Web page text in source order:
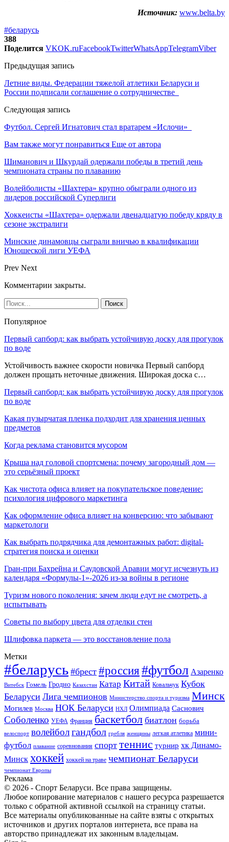
Источник: www.belta.by
#беларусь
388
Поделится VKOK.ruFacebookTwitterWhatsAppTelegramViber
Предыдущая запись
Летние виды. Федерации тяжелой атлетики Беларуси и
России подписали соглашение о сотрудничестве
Следующая запись
Футбол. Сергей Игнатович стал вратарем «Ислочи»
Вам также могут понравиться Еще от автора
Шиманович и Шкурдай одержали победы в третий день
чемпионата страны по плаванию
Волейболисты «Шахтера» крупно обыграли одного из
лидеров российской Суперлиги
Хоккеисты «Шахтера» одержали двенадцатую победу кряду в
сезоне экстралиги
Минские динамовцы сыграли вничью в квалификации
Юношеской лиги УЕФА
Prev Next
Комментарии закрыты.
Популярное
Первый сапборд: как выбрать устойчивую доску для прогулок
по воде
Устойчивость важнее скорости новичка Первый сапборд
должен прощать неточные движения. Широкая доска с…
Первый сапборд: как выбрать устойчивую доску для прогулок
по воде
Какая пузырчатая пленка подходит для хранения ценных
предметов
Когда реклама становится мусором
Крыша над головой спортсмена: почему загородный дом —
это серьёзный проект
Как чистота офиса влияет на покупательское поведение:
психология цифрового маркетинга
Как оформление офиса влияет на конверсию: что забывают
маркетологи
Как выбрать подрядчика для демонтажных работ: digital-
стратегия поиска и оценки
Гран-при Бахрейна и Саудовской Аравии могут исчезнуть из
календаря «Формулы-1»-2026 из-за войны в регионе
Туризм нового поколения: зачем люди едут не смотреть, а
испытывать
Советы по выбору цвета для отделки стен
Шлифовка паркета — это восстановление пола
Метки
#беларусь #брест #россия#футбол Азаренко
Витебск Гомель Гродно Казахстан Катар Китай Ковальчук Кубок
Беларуси Лига чемпионов Министерство спорта и туризма Минск
Могилев Москва НОК Беларуси НХЛ Олимпиада Саснович
Соболенко УЕФА Франция баскетбол биатлон борьба
велоспорт волейболгандбол гребля женщины легкая атлетика мини-
футбол плавание соревнования спорт теннис турнир хк Динамо-
Минск хоккей хоккей на траве чемпионат Беларуси
чемпионат Европы
Реклама
© 2026 - Спорт Беларуси. Все права защищены.
Любое копирование материалов с нашего ресурса разрешается
только с обратной активной ссылкой на страницу статьи.
Все материалы опубликованные на сайте взяты с открытых
источников и других порталов интернета, все права на
авторство принадлежат их законным владельцам.